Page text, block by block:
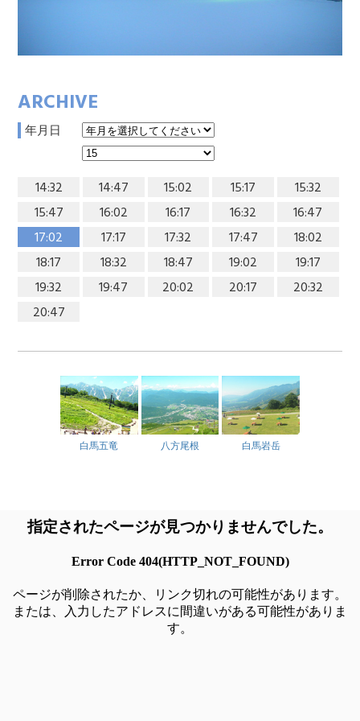
ARCHIVE
年月日
14:32 14:47 15:02 15:17
15:32
15:47
16:02 16:17 16:32
16:47
17:02
17:17 17:32 17:47
18:02
18:17
18:32 18:47 19:02
19:17
19:32
19:47 20:02 20:17
20:32
20:47
白馬五竜 八方尾根 白馬岩岳